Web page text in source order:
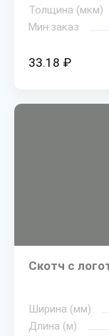
Толщина (мкм)
Мин.заказ
33.18 ₽
Скотч с
Ширина (мм)
Длина (м)